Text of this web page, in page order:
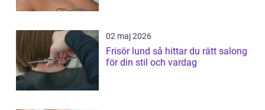
02 maj 2026
Frisör lund så hittar du rätt salong
för din stil och vardag